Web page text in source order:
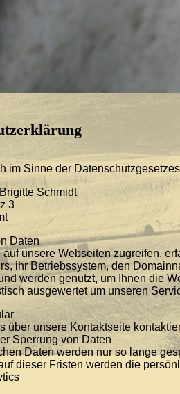
im Sinne der
Schmidt
3
Daten
unsere Webseiten zugreifen,
ihr Betriebssystem, den
werden genutzt, um Ihnen die
ausgewertet um unseren
über unsere Kontaktseite
Sperrung von Daten
Daten werden nur so lange
dieser Fristen werden die